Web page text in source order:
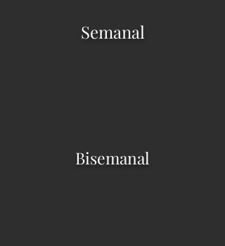
Semanal
Bisemanal